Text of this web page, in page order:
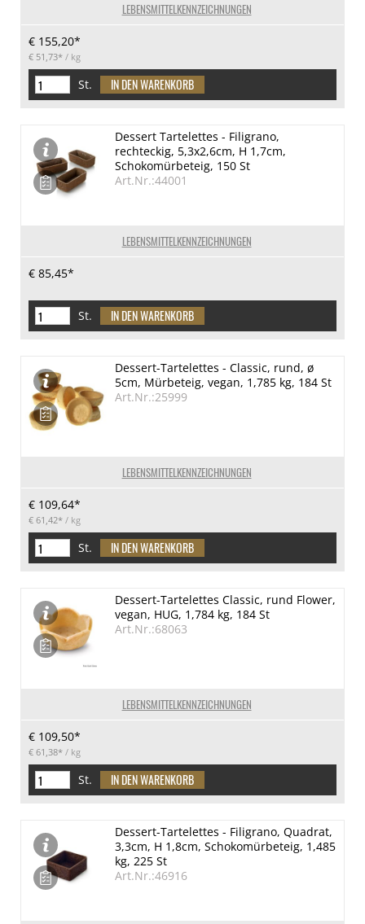
LEBENSMITTELKENNZEICHNUNGEN
€ 155,20*
€ 51,73* / kg
St.
LEBENSMITTELKENNZEICHNUNGEN
Dessert Tartelettes - Filigrano,
rechteckig, 5,3x2,6cm, H 1,7cm,
Schokomürbeteig, 150 St
Art.Nr.:44001
€ 85,45*
St.
LEBENSMITTELKENNZEICHNUNGEN
Dessert-Tartelettes - Classic, rund, ø
5cm, Mürbeteig, vegan, 1,785 kg, 184 St
Art.Nr.:25999
€ 109,64*
€ 61,42* / kg
St.
LEBENSMITTELKENNZEICHNUNGEN
Dessert-Tartelettes Classic, rund Flower,
vegan, HUG, 1,784 kg, 184 St
Art.Nr.:68063
€ 109,50*
€ 61,38* / kg
St.
Dessert-Tartelettes - Filigrano, Quadrat,
3,3cm, H 1,8cm, Schokomürbeteig, 1,485
kg, 225 St
Art.Nr.:46916